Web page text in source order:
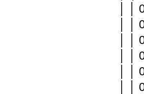
│ │
│ │
│ │
│ │
│ │
│ │